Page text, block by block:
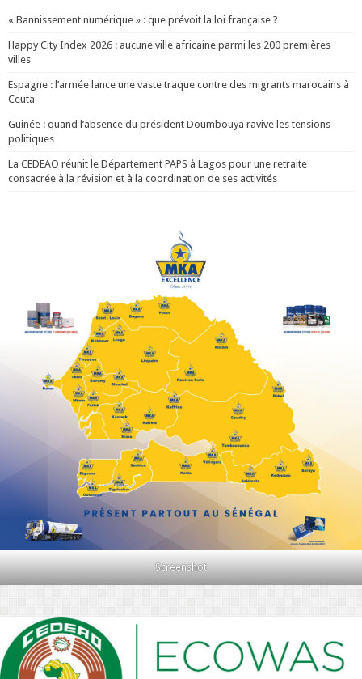
« Bannissement numérique » : que prévoit la loi française ?
Happy City Index 2026 : aucune ville africaine parmi les 200 premières
villes
Espagne : l’armée lance une vaste traque contre des migrants marocains à
Ceuta
Guinée : quand l’absence du président Doumbouya ravive les tensions
politiques
La CEDEAO réunit le Département PAPS à Lagos pour une retraite
consacrée à la révision et à la coordination de ses activités
Screenshot